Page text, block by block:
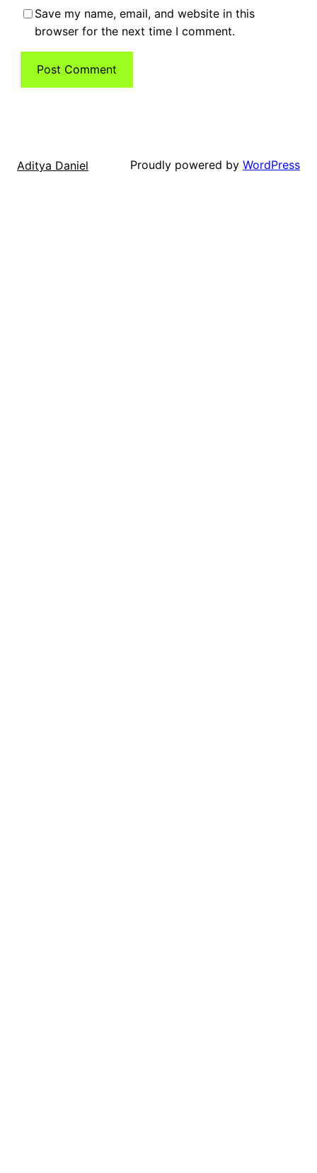
Save my name, email, and website in this
browser for the next time I comment.
Aditya Daniel Proudly powered by WordPress